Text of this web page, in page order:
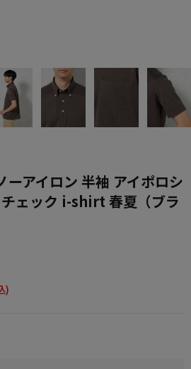
ーアイロン 半袖 アイポロシ
ェック i-shirt 春夏（ブラ
)